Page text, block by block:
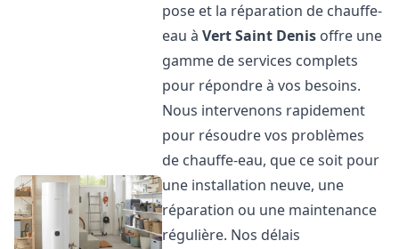
pose et la réparation de chauffe-
eau àVert Saint Denis offre une
gamme de services complets
pour répondre à vos besoins.
Nous intervenons rapidement
pour résoudre vos problèmes
de chauffe-eau, que ce soit pour
une installation neuve, une
réparation ou une maintenance
régulière. Nos délais